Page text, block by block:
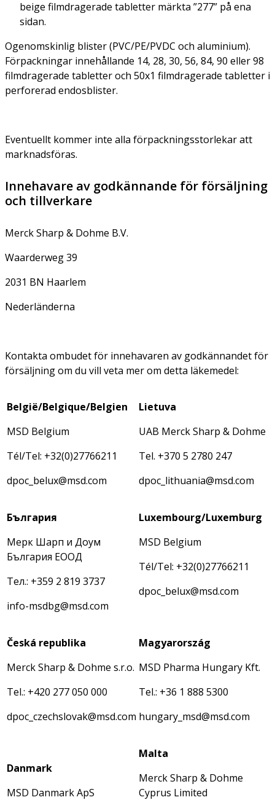
beige filmdragerade tabletter märkta ”277” på ena
sidan.
Ogenomskinlig blister (PVC/PE/PVDC och aluminium).
Förpackningar innehållande 14, 28, 30, 56, 84, 90 eller 98
filmdragerade tabletter och 50x1 filmdragerade tabletter i
perforerad endosblister.
Eventuellt kommer inte alla förpackningsstorlekar att
marknadsföras.
Innehavare av godkännande för försäljning
och tillverkare
Merck Sharp & Dohme B.V.
Waarderweg 39
2031 BN Haarlem
Nederländerna
Kontakta ombudet för innehavaren av godkännandet för
försäljning om du vill veta mer om detta läkemedel:
België/Belgique/Belgien
MSD Belgium
Tél/Tel: +32(0)27766211
dpoc_belux@msd.com
Lietuva
UAB Merck Sharp & Dohme
Tel. +370 5 2780 247
dpoc_lithuania@msd.com
България
Мерк Шарп и Доум
България ЕООД
Тел.: +359 2 819 3737
info-msdbg@msd.com
Luxembourg/Luxemburg
MSD Belgium
Tél/Tel: +32(0)27766211
dpoc_belux@msd.com
Česká republika
Merck Sharp & Dohme s.r.o.
Tel.: +420 277 050 000
dpoc_czechslovak@msd.com
Magyarország
MSD Pharma Hungary Kft.
Tel.: +36 1 888 5300
hungary_msd@msd.com
Danmark
MSD Danmark ApS
Malta
Merck Sharp & Dohme
Cyprus Limited